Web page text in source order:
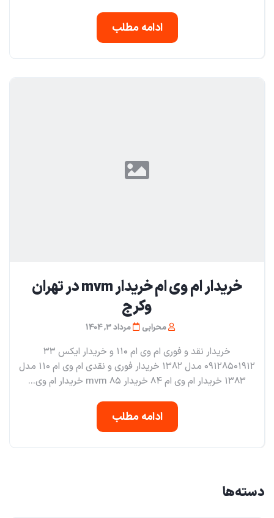
ادامه مطلب
خریدار ام وی ام خریدار mvm در تهران
و‌کرج
محرابی مرداد 3, 1404
خریدار نقد و فوری ام وی ام ۱۱۰ و خریدار ایکس ۳۳
۰۹۱۲۸۵۰۱۹۱۲ مدل ۱۳۸۲ خریدار فوری و نقدی ام وی ام ۱۱۰ مدل
۱۳۸۳ خریدار ام وی ام ۸۴ خریدار mvm ۸۵ خریدار ام وی...
ادامه مطلب
دسته‌ها